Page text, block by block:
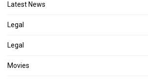
Latest News
Legal
Legal
Movies